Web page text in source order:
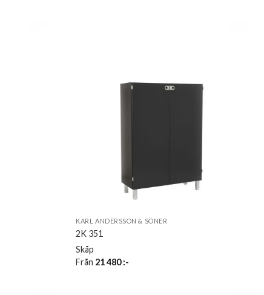
KARL ANDERSSON & SÖNER
2K 351
Skåp
Från 21 480:-